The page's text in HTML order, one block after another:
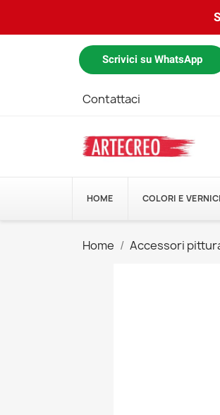
Scrivici su WhatsApp
Contattaci
HOME COLORI E VERNICI
Home Accessori